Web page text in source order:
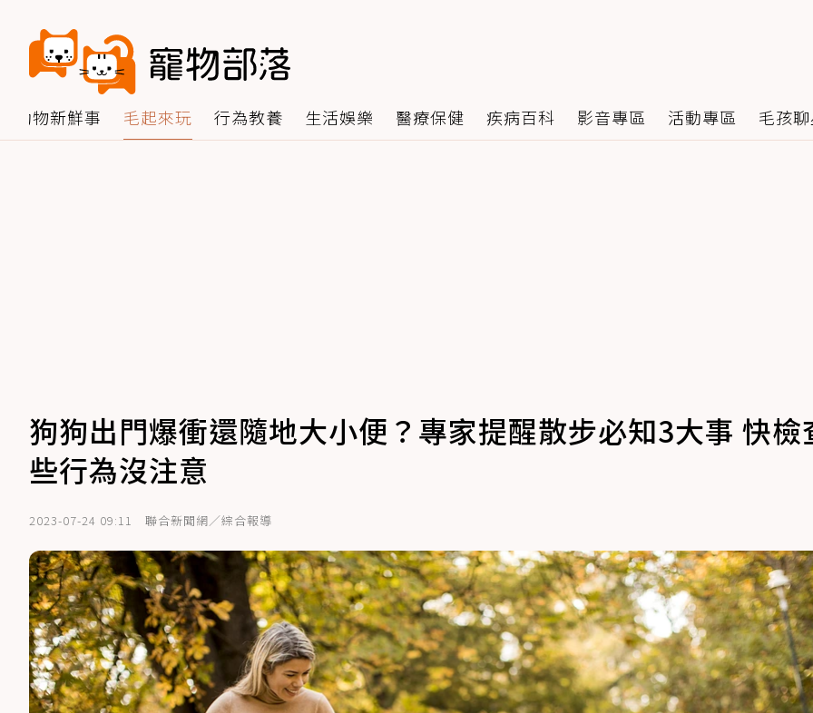
動物新鮮事 毛起來玩 行為教養 生活娛樂 醫療保健 疾病百科 影音專區 活動專區 毛孩
狗狗出門爆衝還隨地大小便？專家提醒散步必知3大事 快檢
些行為沒注意
2023-07-24 09:11 聯合新聞網／綜合報導